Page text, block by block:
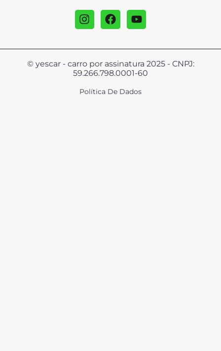
© yescar - carro por assinatura 2025 - CNPJ:
59.266.798.0001-60
Política De Dados